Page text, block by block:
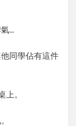
…
同學佔有這件
上。